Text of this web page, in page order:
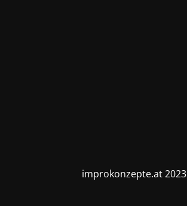
improkonzepte.at 2023